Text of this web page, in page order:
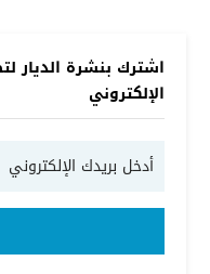
اشترك بنشرة الديار
الإلكتروني